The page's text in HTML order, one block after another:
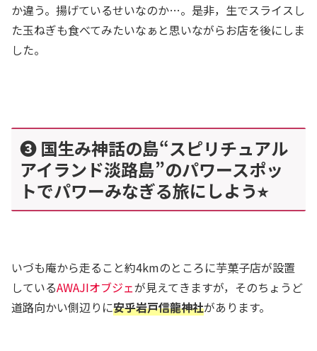
か違う。揚げているせいなのか…。是非，生でスライスし
た玉ねぎも食べてみたいなぁと思いながらお店を後にしま
した。
❸ 国生み神話の島“スピリチュアル
アイランド淡路島”のパワースポッ
トでパワーみなぎる旅にしよう⭐︎
いづも庵から走ること約4kmのところに芋菓子店が設置
しているAWAJIオブジェが見えてきますが，そのちょうど
道路向かい側辺りに安乎岩戸信龍神社があります。